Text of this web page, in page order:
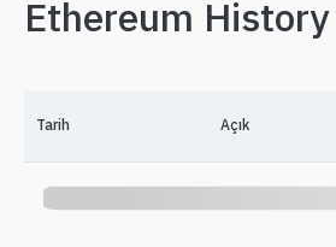
Ethereum
Tarih Açık